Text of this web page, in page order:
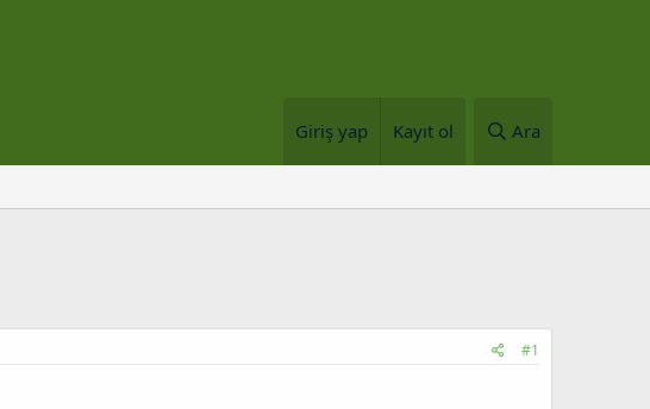
Giriş yap Kayıt ol Ara
#1